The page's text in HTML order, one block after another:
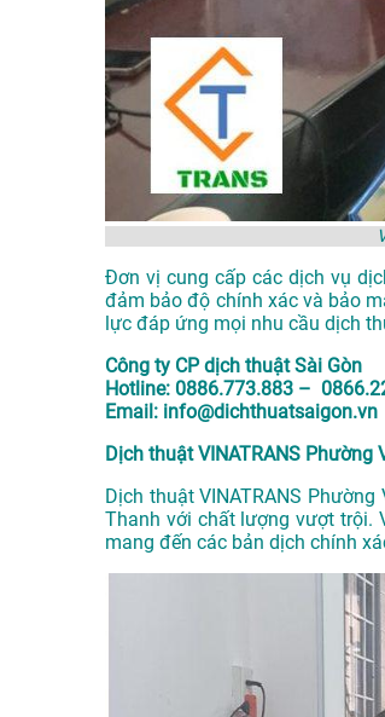
Đơn vị cung cấp các dịch vụ
đảm bảo độ chính xác và bảo
lực đáp ứng mọi nhu cầu dịch
Công ty CP dịch thuật Sài Gòn
Hotline: 0886.773.883 –
Email: info@dichthuatsaigon.vn
Dịch thuật VINATRANS
Dịch thuật VINATRANS
Thanh với chất lượng vượt trội.
mang đến các bản dịch chính